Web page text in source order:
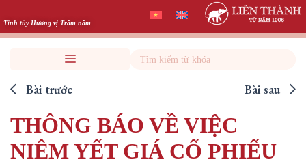
to
content
Tinh túy Hương vị Trăm năm
Search
Bài trước Bài sau
THÔNG BÁO VỀ VIỆC
NIÊM YẾT GIÁ CỔ PHIẾU